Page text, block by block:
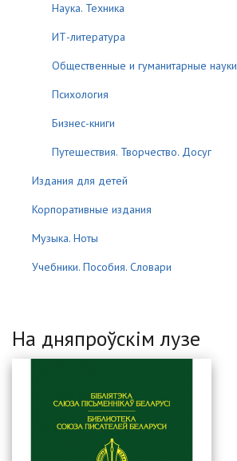
Наука. Техника
ИТ-литература
Общественные и гуманитарные науки
Психология
Бизнес-книги
Путешествия. Творчество. Досуг
Издания для детей
Корпоративные издания
Музыка. Ноты
Учебники. Пособия. Словари
На дняпроўскім лузе